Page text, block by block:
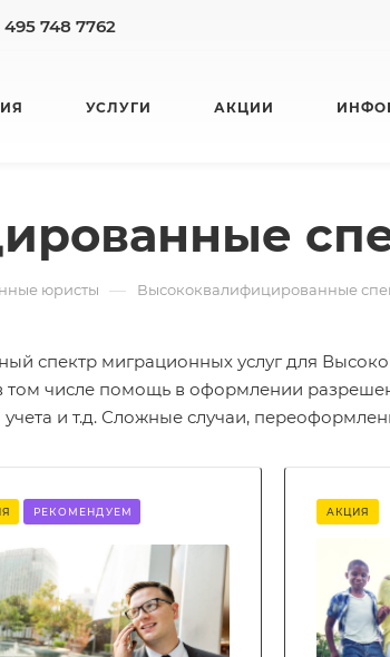
495 748 7762
УСЛУГИ АКЦИИ
юристы — Высококвалифицированные
спектр миграционных услуг для
том числе помощь в оформлении
и т.д. Сложные случаи,
РЕКОМЕНДУЕМ АКЦИЯ